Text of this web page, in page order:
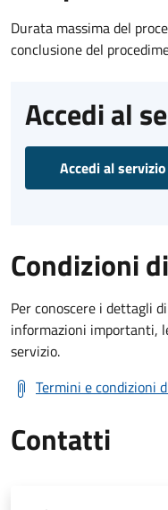
Durata massima del
conclusione del
Accedi al
Accedi al servizio
Condizioni
Per conoscere i dettagli
informazioni importanti,
servizio.
Termini e condizioni
Contatti